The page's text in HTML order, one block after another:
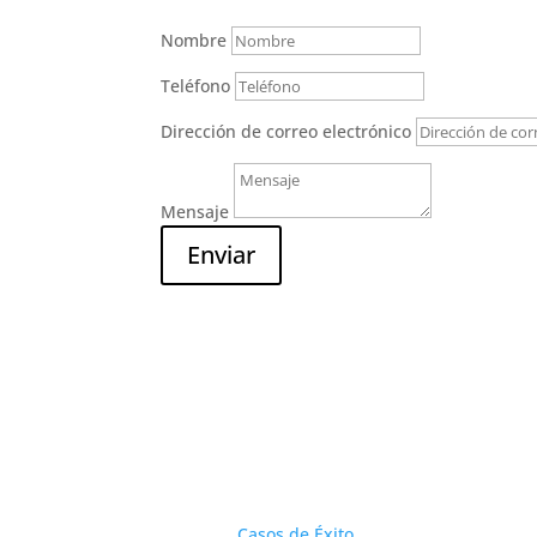
Nombre
Teléfono
Dirección de correo electrónico
Mensaje
Enviar